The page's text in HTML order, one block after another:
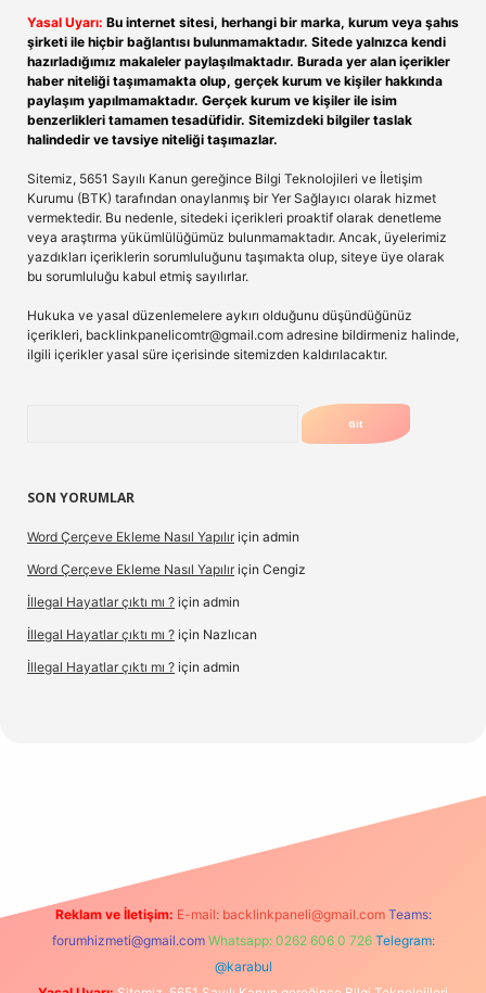
Yasal Uyarı: Bu internet sitesi, herhangi bir marka, kurum veya şahıs
şirketi ile hiçbir bağlantısı bulunmamaktadır. Sitede yalnızca kendi
hazırladığımız makaleler paylaşılmaktadır. Burada yer alan içerikler
haber niteliği taşımamakta olup, gerçek kurum ve kişiler hakkında
paylaşım yapılmamaktadır. Gerçek kurum ve kişiler ile isim
benzerlikleri tamamen tesadüfidir. Sitemizdeki bilgiler taslak
halindedir ve tavsiye niteliği taşımazlar.
Sitemiz, 5651 Sayılı Kanun gereğince Bilgi Teknolojileri ve İletişim
Kurumu (BTK) tarafından onaylanmış bir Yer Sağlayıcı olarak hizmet
vermektedir. Bu nedenle, sitedeki içerikleri proaktif olarak denetleme
veya araştırma yükümlülüğümüz bulunmamaktadır. Ancak, üyelerimiz
yazdıkları içeriklerin sorumluluğunu taşımakta olup, siteye üye olarak
bu sorumluluğu kabul etmiş sayılırlar.
Hukuka ve yasal düzenlemelere aykırı olduğunu düşündüğünüz
içerikleri, backlinkpanelicomtr@gmail.com adresine bildirmeniz halinde,
ilgili içerikler yasal süre içerisinde sitemizden kaldırılacaktır.
SON YORUMLAR
Word Çerçeve Ekleme Nasıl Yapılır için admin
Word Çerçeve Ekleme Nasıl Yapılır için Cengiz
İllegal Hayatlar çıktı mı ? için admin
İllegal Hayatlar çıktı mı ? için Nazlıcan
İllegal Hayatlar çıktı mı ? için admin
Reklam ve İletişim: E-mail: backlinkpaneli@gmail.com Teams:
forumhizmeti@gmail.com Whatsapp: 0262 606 0 726 Telegram:
@karabul